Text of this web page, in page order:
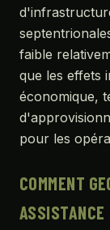
faible
que les effets
économique,
pour les
COMMENT
ASSISTANCE